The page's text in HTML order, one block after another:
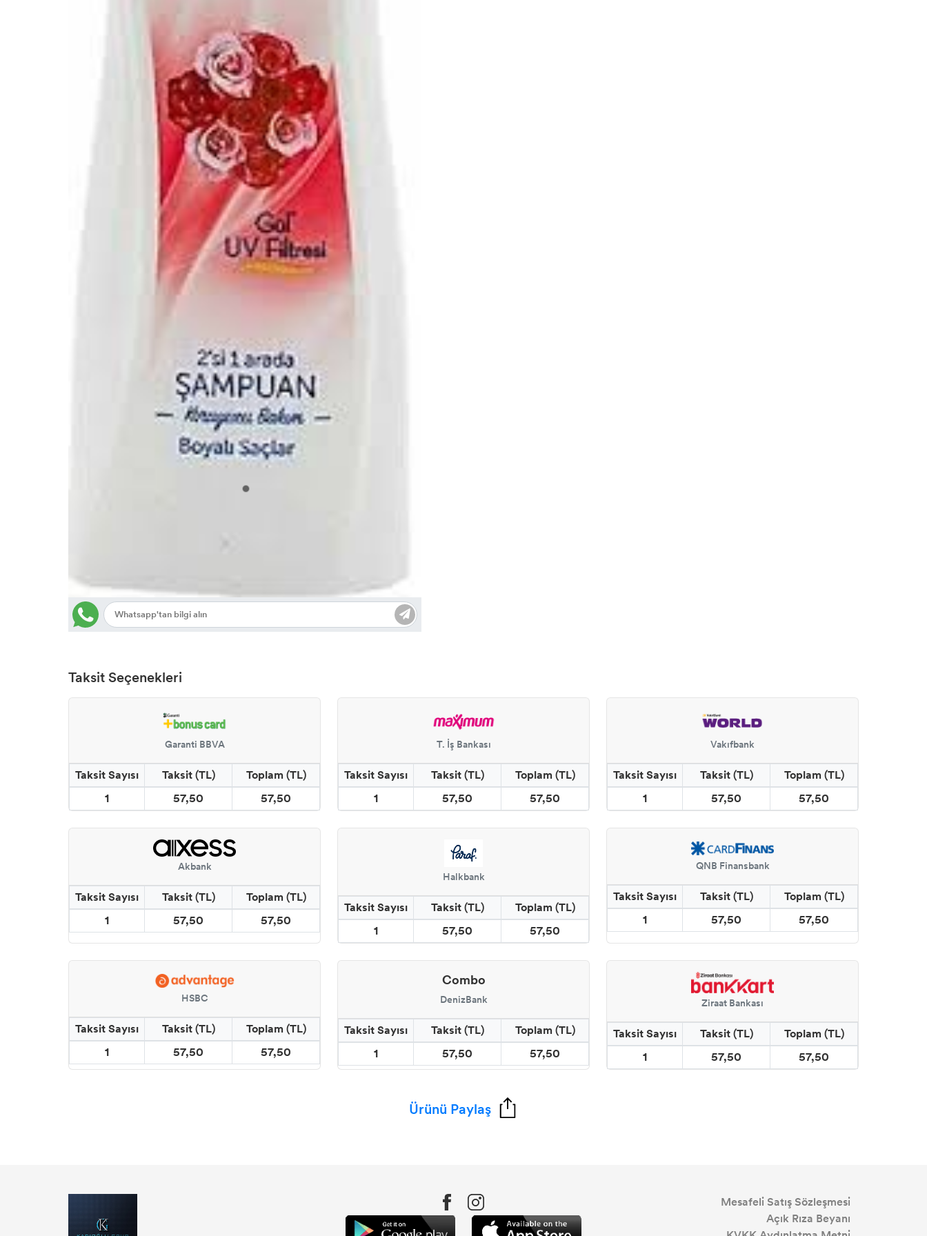
Taksit Seçenekleri
Garanti BBVA
Taksit Sayısı Taksit (TL)
Toplam (TL)
1
57,50 57,50
T. İş Bankası
Taksit Sayısı Taksit (TL)
Toplam (TL)
1
57,50 57,50
Vakıfbank
Taksit Sayısı Taksit (TL)
Toplam (TL)
1
57,50 57,50
Akbank
Taksit Sayısı Taksit (TL)
Toplam (TL)
1
57,50 57,50
Halkbank
Taksit Sayısı Taksit (TL)
Toplam (TL)
1
57,50 57,50
QNB Finansbank
Taksit Sayısı Taksit (TL)
Toplam (TL)
1
57,50 57,50
HSBC
Taksit Sayısı Taksit (TL)
Toplam (TL)
1
57,50 57,50
Combo
DenizBank
Taksit Sayısı Taksit (TL)
Toplam (TL)
1
57,50 57,50
Ziraat Bankası
Taksit Sayısı Taksit (TL)
Toplam (TL)
1
57,50 57,50
Ürünü Paylaş
Mesafeli Satış Sözleşmesi
Açık Rıza Beyanı